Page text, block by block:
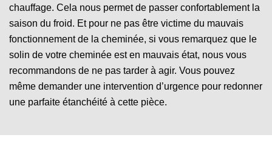
chauffage. Cela nous permet de passer confortablement la
saison du froid. Et pour ne pas être victime du mauvais
fonctionnement de la cheminée, si vous remarquez que le
solin de votre cheminée est en mauvais état, nous vous
recommandons de ne pas tarder à agir. Vous pouvez
même demander une intervention d’urgence pour redonner
une parfaite étanchéité à cette pièce.